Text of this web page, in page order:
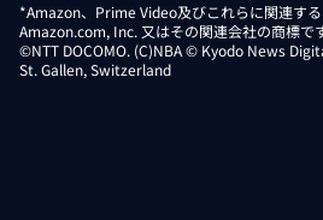
*Amazon、Prime Video及びこれらに関連する
Amazon.com, Inc. 又はその関連会社の商標です
©NTT DOCOMO. (C)NBA © Kyodo News
St. Gallen, Switzerland